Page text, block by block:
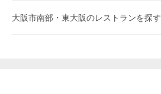
大阪市南部・東大阪のレストランを探す